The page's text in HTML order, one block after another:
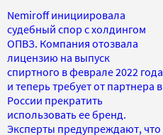
Nemiroff инициировала
судебный спор с холдингом
ОПВЗ. Компания отозвала
лицензию на выпуск
спиртного в феврале 2022 года
и теперь требует от партнера в
России прекратить
использовать ее бренд.
Эксперты предупреждают, что